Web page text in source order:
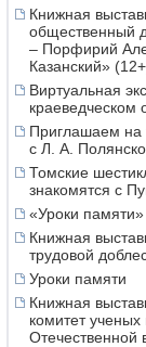
Книжная
общественный
– Порфирий
Казанский»
Виртуальная
краеведческом
Приглашаем на
с Л. А.
Томские
знакомятся с
«Уроки
Книжная
трудовой
Уроки памяти
Книжная
комитет
Отечественной